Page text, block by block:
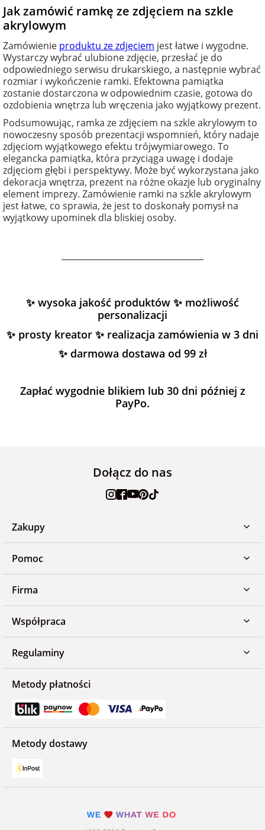
Jak zamówić ramkę ze zdjęciem na szkle
akrylowym
Zamówienie produktu ze zdjęciem jest łatwe i wygodne.
Wystarczy wybrać ulubione zdjęcie, przesłać je do
odpowiedniego serwisu drukarskiego, a następnie wybrać
rozmiar i wykończenie ramki. Efektowna pamiątka
zostanie dostarczona w odpowiednim czasie, gotowa do
ozdobienia wnętrza lub wręczenia jako wyjątkowy prezent.
Podsumowując, ramka ze zdjęciem na szkle akrylowym to
nowoczesny sposób prezentacji wspomnień, który nadaje
zdjęciom wyjątkowego efektu trójwymiarowego. To
elegancka pamiątka, która przyciąga uwagę i dodaje
zdjęciom głębi i perspektywy. Może być wykorzystana jako
dekoracja wnętrza, prezent na różne okazje lub oryginalny
element imprezy. Zamówienie ramki na szkle akrylowym
jest łatwe, co sprawia, że jest to doskonały pomysł na
wyjątkowy upominek dla bliskiej osoby.
✨ wysoka jakość produktów ✨ możliwość
personalizacji
✨ prosty kreator ✨ realizacja zamówienia w 3 dni
✨ darmowa dostawa od 99 zł
Zapłać wygodnie blikiem lub 30 dni później z
PayPo.
Dołącz do nas
Zakupy
Pomoc
Firma
Współpraca
Regulaminy
Metody płatności
Metody dostawy